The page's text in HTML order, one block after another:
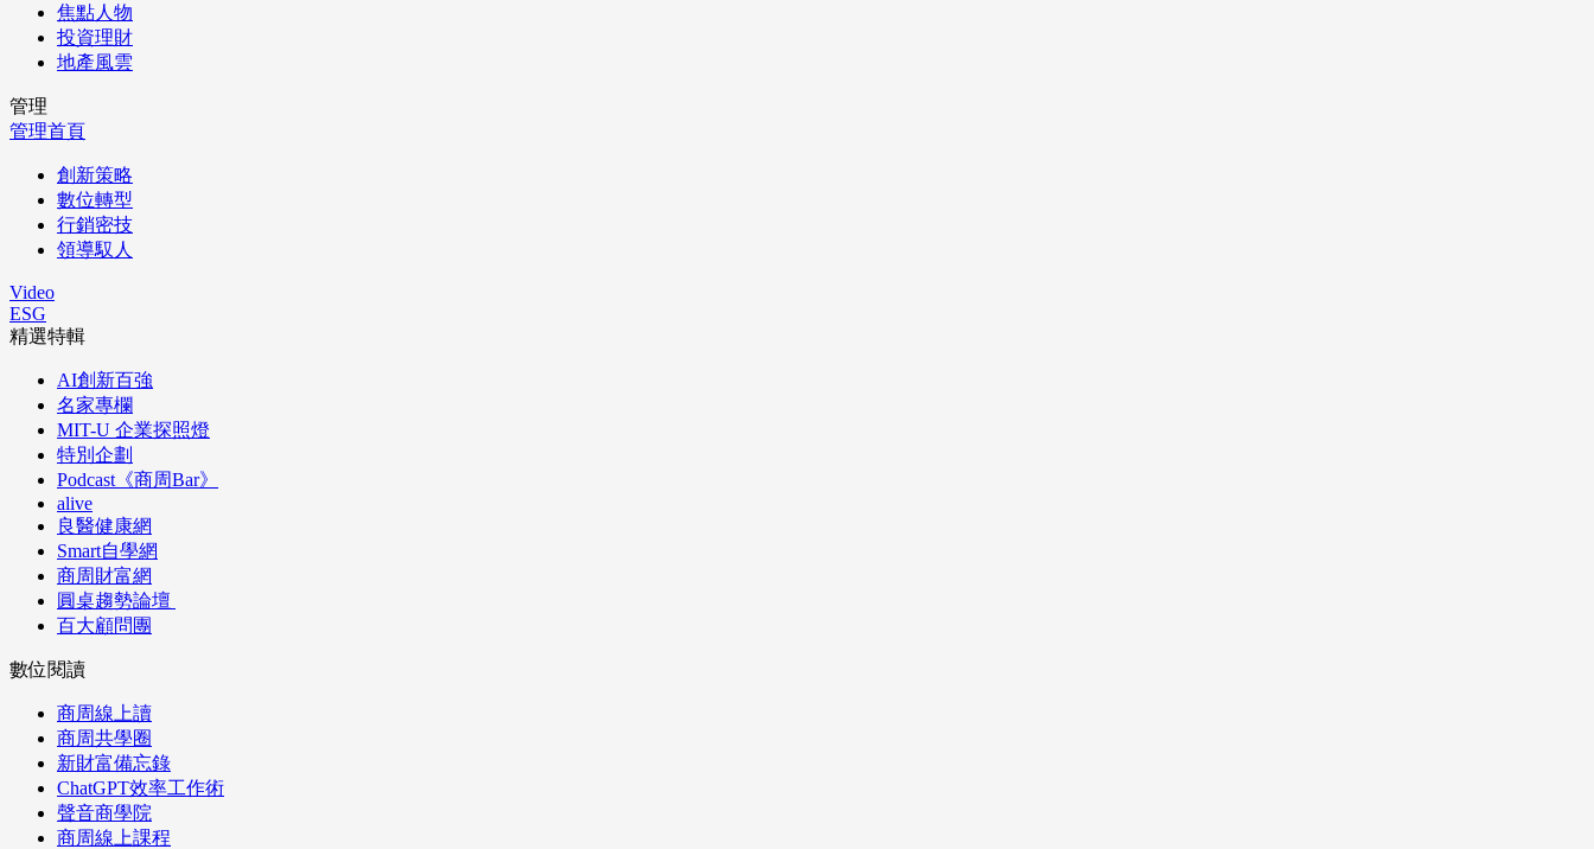
焦點人物
投資理財
地產風雲
管理
管理首頁
創新策略
數位轉型
行銷密技
領導馭人
Video
ESG
精選特輯
AI創新百強
名家專欄
MIT-U 企業探照燈
特別企劃
Podcast《商周Bar》
alive
良醫健康網
Smart自學網
商周財富網
圓桌趨勢論壇
百大顧問團
數位閱讀
商周線上讀
商周共學圈
新財富備忘錄
ChatGPT效率工作術
聲音商學院
商周線上課程